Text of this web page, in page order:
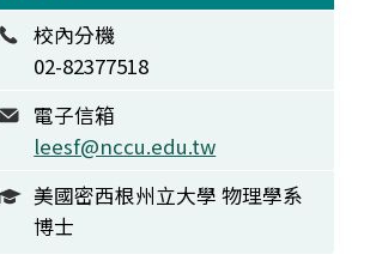
校內分機
02-82377518
電子信箱
leesf@nccu.edu.tw
美國密西根州立大學 物理學系
博士